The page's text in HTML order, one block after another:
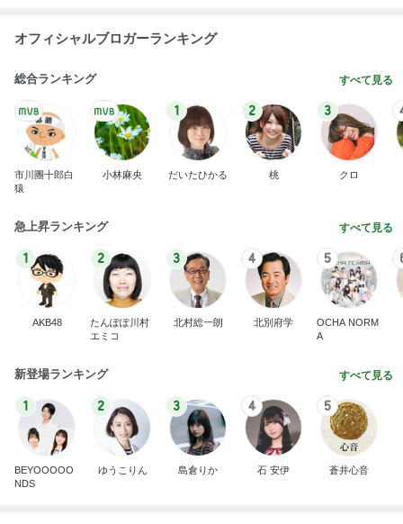
オフィシャルブロガーランキング
総合ランキング すべて見る
市川團十郎白
猿
小林麻央
1
だいたひかる
2
桃
3
クロ
急上昇ランキング すべて見る
1
AKB48
2
たんぽぽ川村
エミコ
3
北村総一朗
4
北別府学
5
OCHA NORM
A
新登場ランキング すべて見る
1
BEYOOOOO
NDS
2
ゆうこりん
3
島倉りか
4
石 安伊
5
蒼井心音